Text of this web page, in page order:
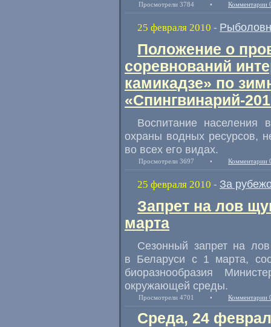
Просмотрели 3784 • Комментарии
25 февраля 2010 -
Положение о
соревнований
камикадзе» по
«Спингвинарий-
Воспитание населения
охраны водных ресурсов,
во всех его видах.
Просмотрели 3697 • Комментарии
25 февраля 2010 - За
Запрет на лов
марта
Сезонный запрет на
в Беларуси с 1 марта,
биоразнообразия
окружающей среды.
Просмотрели 4701 • Комментарии
Среда, 24